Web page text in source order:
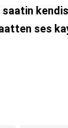
saatin
ses